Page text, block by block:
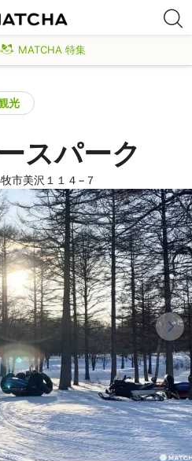
MATCHA 特集
光
スパーク
市美沢１１４−７